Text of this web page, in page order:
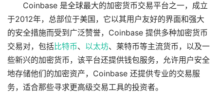
Coinbase 是全球最大的加密货币交易平台之一，成立
于2012年，总部位于美国，它以其用户友好的界面和强大
的安全措施而受到广泛赞誉，Coinbase 提供多种加密货币
交易对，包括比特币、 以太坊、莱特币等主流货币，以及一
些新兴的加密货币，该平台还提供钱包服务，允许用户安全
地存储他们的加密资产，Coinbase 还提供专业的交易服
务，适合那些寻求更高级交易工具的投资者。